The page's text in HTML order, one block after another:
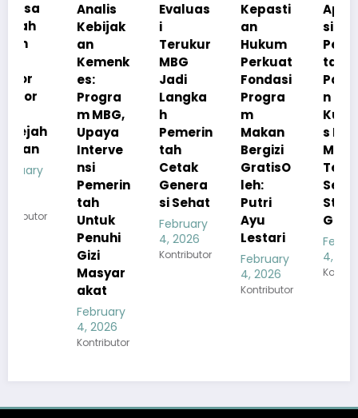
Analis
Kebijak
Kemenk
es:
Progra
m MBG,
Upaya
Interve
nsi
Pemerin
Untuk
Masyar
February
Kontributor
Evaluas
i
Terukur
MBG
Langka
h
Pemerin
tah
Genera
si Sehat
February
4, 2026
Kontributor
Kepasti
Hukum
Perkuat
Fondasi
Progra
Makan
GratisO
leh:
Putri
Ayu
Lestari
February
Kontributor
Apresia
Pemerin
tah
Pastika
n
Kualita
s Menu
MBG
Tetap
Standar
February
4, 2026
Kontributor